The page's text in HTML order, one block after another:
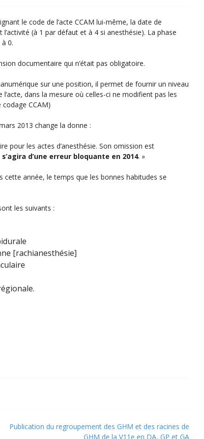
le code de l’acte CCAM lui-même, la date de
(à 1 par défaut et à 4 si anesthésie). La phase
0.
documentaire qui n’était pas obligatoire.
sur une position, il permet de fournir un niveau
dans la mesure où celles-ci ne modifient pas les
CCAM)
2013 change la donne :
pour les actes d’anesthésie. Son omission est
s’agira d’une erreur bloquante en 2014. »
cette année, le temps que les bonnes habitudes se
les suivants :
[rachianesthésie]
Publication du regroupement des GHM et des racines de
GHM de la V11e en DA, GP et GA